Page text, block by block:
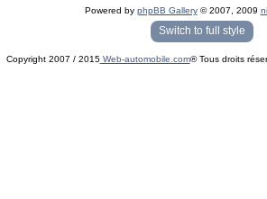
Powered by phpBB Gallery© 2007, 2009
« phpBB Gallery » - Traduction française par
darky
Switch to full style
Copyright 2007 / 2015Web-automobile.com® Tous droits